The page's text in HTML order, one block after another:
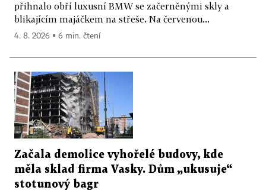
přihnalo obří luxusní BMW se začerněnými skly a
blikajícím majáčkem na střeše. Na červenou...
4. 8. 2026 ▪ 6 min. čtení
Začala demolice vyhořelé budovy, kde
měla sklad firma Vasky. Dům „ukusuje“
stotunový bagr